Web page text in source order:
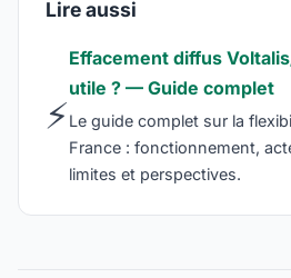
Lire aussi
⚡
Effacement diffus
utile ? — Guide complet
Le guide complet sur la
France : fonctionnement,
limites et perspectives.